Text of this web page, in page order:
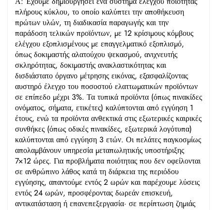
πλήρους κύκλου, το οποίο καλύπτει την αποθήκευση
πρώτων υλών, τη διαδικασία παραγωγής και την
παράδοση τελικών προϊόντων, με 12 κρίσιμους κόμβους
ελέγχου εξοπλισμένους με επαγγελματικό εξοπλισμό,
όπως δοκιμαστής αλατούχου ψεκασμού, ανιχνευτής
σκληρότητας, δοκιμαστής ανακλαστικότητας και
δισδιάστατο όργανο μέτρησης εικόνας, εξασφαλίζοντας
αυστηρό έλεγχο του ποσοστού ελαττωματικών προϊόντων
σε επίπεδο μέχρι 3%. Τα τυπικά προϊόντα (όπως πινακίδες
ονόματος, σήματα, ετικέτες) καλύπτονται από εγγύηση 1
έτους, ενώ τα προϊόντα ανθεκτικά στις εξωτερικές καιρικές
συνθήκες (όπως οδικές πινακίδες, εξωτερικά λογότυπα)
καλύπτονται από εγγύηση 3 ετών. Οι πελάτες παγκοσμίως
απολαμβάνουν υπηρεσία μεταπωλητικής υποστήριξης
7×12 ώρες. Για προβλήματα ποιότητας που δεν οφείλονται
σε ανθρώπινο λάθος κατά τη διάρκεια της περιόδου
εγγύησης, απαντούμε εντός 2 ωρών και παρέχουμε λύσεις
εντός 24 ωρών, προσφέροντας δωρεάν επισκευή,
αντικατάσταση ή επανεπεξεργασία· σε περίπτωση ζημιάς